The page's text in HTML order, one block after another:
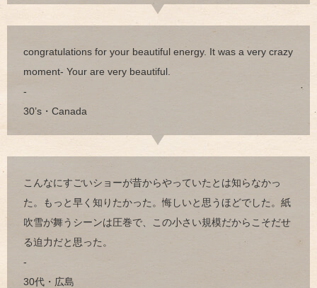
congratulations for your beautiful energy. It was a very crazy
moment- Your are very beautiful.
-
30’s・Canada
こんなにすごいショーが昔からやっていたとは知らなかっ
た。もっと早く知りたかった。悔しいと思うほどでした。紙
吹雪が舞うシーンは圧巻で、この小さい規模だからこそだせ
る迫力だと思った。
-
30代・広島